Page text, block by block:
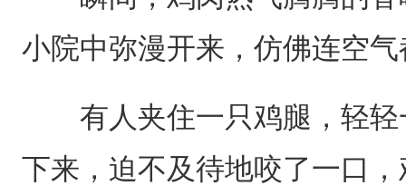
小院中弥漫开来，仿佛连空
有人夹住一只鸡腿，轻轻
下来，迫不及待地咬了一口